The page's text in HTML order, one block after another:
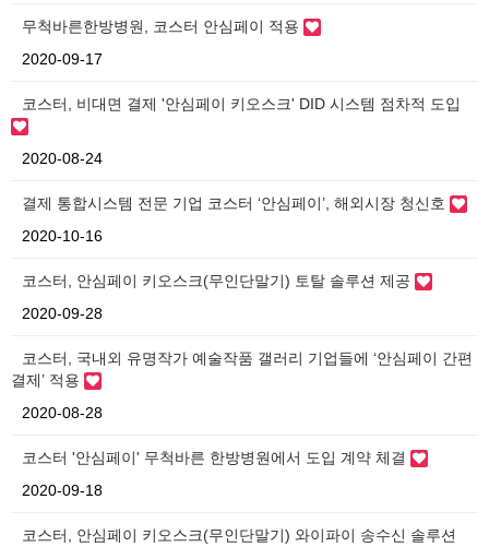
무척바른한방병원, 코스터 안심페이 적용
2020-09-17
코스터, 비대면 결제 '안심페이 키오스크' DID 시스템 점차적 도입
2020-08-24
결제 통합시스템 전문 기업 코스터 ‘안심페이’, 해외시장 청신호
2020-10-16
코스터, 안심페이 키오스크(무인단말기) 토탈 솔루션 제공
2020-09-28
코스터, 국내외 유명작가 예술작품 갤러리 기업들에 ‘안심페이 간편
결제’ 적용
2020-08-28
코스터 '안심페이' 무척바른 한방병원에서 도입 계약 체결
2020-09-18
코스터, 안심페이 키오스크(무인단말기) 와이파이 송수신 솔루션